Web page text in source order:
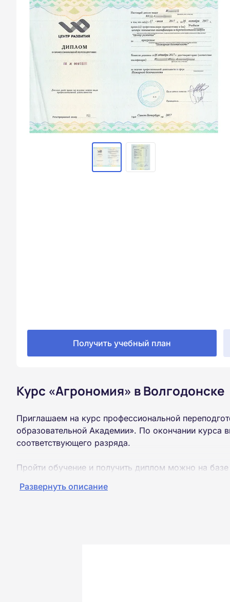
Получить учебный план
Курс «Агрономия» в Волгодонске
Приглашаем на курс профессиональной
образовательной Академии». По окончании курса
соответствующего разряда.
Пройти обучение и получить диплом можно на
Развернуть описание